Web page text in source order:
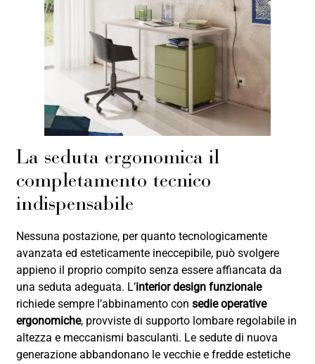
La seduta ergonomica il
completamento tecnico
indispensabile
Nessuna postazione, per quanto tecnologicamente
avanzata ed esteticamente ineccepibile, può svolgere
appieno il proprio compito senza essere affiancata da
una seduta adeguata. L’interior design funzionale
richiede sempre l’abbinamento consedie operative
ergonomiche, provviste di supporto lombare regolabile in
altezza e meccanismi basculanti. Le sedute di nuova
generazione abbandonano le vecchie e fredde estetiche